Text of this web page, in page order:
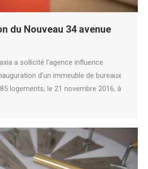
du Nouveau 34 avenue
a sollicité l’agence influence
d’un immeuble de bureaux
logements, le 21 novembre 2016, à